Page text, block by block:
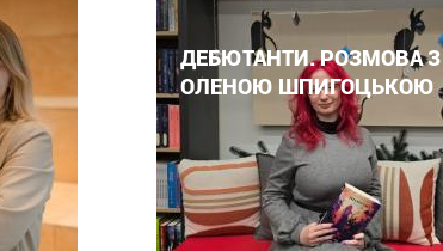
ДЕБЮТАНТИ. РОЗМОВА З
ОЛЕНОЮ ШПИГОЦЬКОЮ